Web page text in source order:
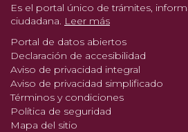
Es el portal único de trámites,
ciudadana. Leer más
Portal de datos abiertos
Declaración de accesibilidad
Aviso de privacidad integral
Aviso de privacidad simplificado
Términos y condiciones
Política de seguridad
Mapa del sitio